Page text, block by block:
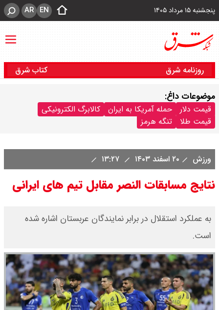
پنجشنبه ۱۵ مرداد ۱۴۰۵ EN
AR
روزنامه شرق کتاب شرق
موضوعات داغ:
قیمت دلار حمله آمریکا به ایران
کالابرگ الکترونیکی
قیمت طلا
تنگه هرمز
ورزش ۲۰ اسفند ۱۴۰۳
نتایج مسابقات النصر مقابل تیم های ایرانی
به عملکرد استقلال در برابر نمایندگان عربستان اشاره شده
است.